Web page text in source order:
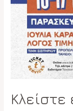
Κλείστε